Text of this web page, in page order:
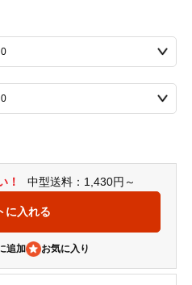
！ 中型送料：1,430円～
追加